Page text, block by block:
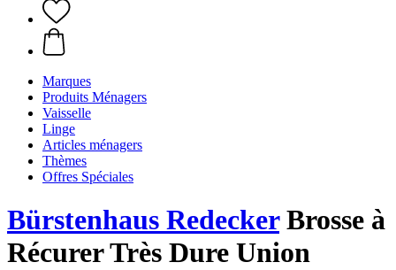
Marques
Produits Ménagers
Vaisselle
Linge
Articles ménagers
Thèmes
Offres Spéciales
Bürstenhaus RedeckerBrosse à
Récurer Très Dure Union